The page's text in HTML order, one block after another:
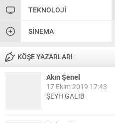
TEKNOLOJI
SINEMA
KÖŞE YAZARLARI
Akın Şenel
17 Ekim 2019 17:43
ŞEYH GALİB